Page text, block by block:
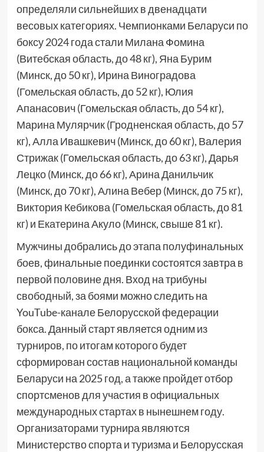
определяли сильнейших в двенадцати
весовых категориях. Чемпионками Беларуси по
боксу 2024 года стали Милана Фомина
(Витебская область, до 48 кг), Яна Бурим
(Минск, до 50 кг), Ирина Виноградова
(Гомельская область, до 52 кг), Юлия
Апанасович (Гомельская область, до 54 кг),
Марина Мулярчик (Гродненская область, до 57
кг), Алла Ивашкевич (Минск, до 60 кг), Валерия
Стрижак (Гомельская область, до 63 кг), Дарья
Лецко (Минск, до 66 кг), Арина Данильчик
(Минск, до 70 кг), Алина Вебер (Минск, до 75 кг),
Виктория Кебикова (Гомельская область, до 81
кг) и Екатерина Акуло (Минск, свыше 81 кг).
Мужчины добрались до этапа полуфинальных
боев, финальные поединки состоятся завтра в
первой половине дня. Вход на трибуны
свободный, за боями можно следить на
YouTube-канале Белорусской федерации
бокса. Данный старт является одним из
турниров, по итогам которого будет
сформирован состав национальной команды
Беларуси на 2025 год, а также пройдет отбор
спортсменов для участия в официальных
международных стартах в нынешнем году.
Организаторами турнира являются
Министерство спорта и туризма и Белорусская